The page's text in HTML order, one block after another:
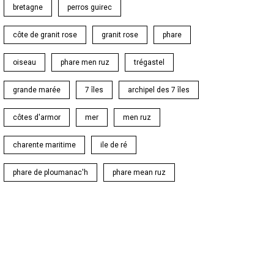
bretagne perros guirec
côte de granit rose granit rose phare
oiseau phare men ruz trégastel
grande marée 7 îles archipel des 7 îles
côtes d'armor mer men ruz
charente maritime ile de ré
phare de ploumanac'h phare mean ruz